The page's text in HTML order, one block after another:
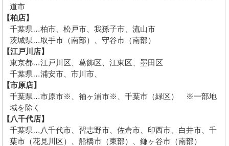
道市
【柏店】
千葉県…柏市、松戸市、我孫子市、流山市
茨城県…取手市（南部）、守谷市（南部）
【江戸川店】
東京都…江戸川区、葛飾区、江東区、墨田区
千葉県…浦安市、市川市、
【市原店】
千葉県…市原市※、袖ヶ浦市※、千葉市（緑区） ※一部地
域を除く
【八千代店】
千葉県…八千代市、習志野市、佐倉市、印西市、白井市、千
葉市（花見川区）、船橋市（東部）、鎌ヶ谷市（南部）